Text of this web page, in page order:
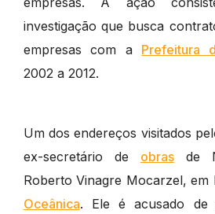
investigação que busca
empresas com a Prefeitura
2002 a 2012.
Um dos endereços visitados
ex-secretário de obrasde
Roberto Vinagre Mocarzel, em
Oceânica. Ele é acusado de